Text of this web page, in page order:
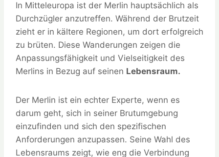
In Mitteleuropa ist der Merlin hauptsächlich als
Durchzügler anzutreffen. Während der Brutzeit
zieht er in kältere Regionen, um dort erfolgreich
zu brüten. Diese Wanderungen zeigen die
Anpassungsfähigkeit und Vielseitigkeit des
Merlins in Bezug auf seinen Lebensraum.
Der Merlin ist ein echter Experte, wenn es
darum geht, sich in seiner Brutumgebung
einzufinden und sich den spezifischen
Anforderungen anzupassen. Seine Wahl des
Lebensraums zeigt, wie eng die Verbindung